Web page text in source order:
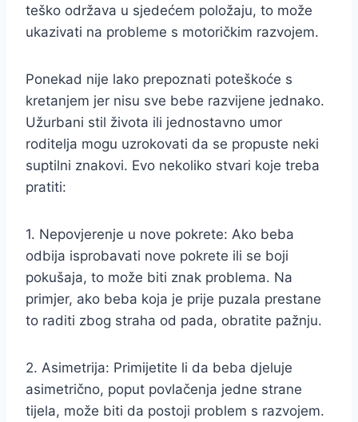
teško održava u sjedećem položaju, to može
ukazivati na probleme s motoričkim razvojem.
Ponekad nije lako prepoznati poteškoće s
kretanjem jer nisu sve bebe razvijene jednako.
Užurbani stil života ili jednostavno umor
roditelja mogu uzrokovati da se propuste neki
suptilni znakovi. Evo nekoliko stvari koje treba
pratiti:
1. Nepovjerenje u nove pokrete: Ako beba
odbija isprobavati nove pokrete ili se boji
pokušaja, to može biti znak problema. Na
primjer, ako beba koja je prije puzala prestane
to raditi zbog straha od pada, obratite pažnju.
2. Asimetrija: Primijetite li da beba djeluje
asimetrično, poput povlačenja jedne strane
tijela, može biti da postoji problem s razvojem.